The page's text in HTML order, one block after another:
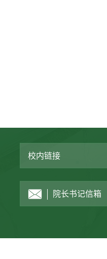
校内链接
院长书记信箱